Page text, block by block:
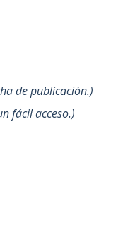
de publicación.
fácil acceso.